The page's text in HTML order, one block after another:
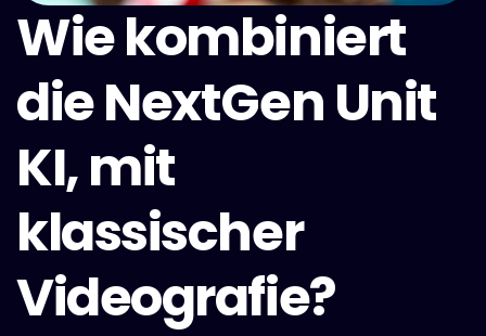
Wie kombiniert
die NextGen Unit
KI, mit
klassischer
Videografie?